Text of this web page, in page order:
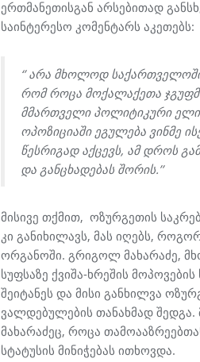
ერთმანეთისგან არსებითად
საინტერესო კომენტარს აკეთებს:
‘’არა მხოლოდ
რომ როცა მოქალაქეთა
მმართველი პოლიტიკური
ოპოზიციაში ეგულება ვინმე
წესრიგად აქცევს, ამ დროს
და განცხადებას შორის.’’
მისივე თქმით, ოზურგეთის
კი განიხილავს, მას იღებს,
ორგანოში. გრიგოლ მახარაძე,
სუფსაზე ქვიშა-ხრეშის
შეიტანეს და მისი განხილვა
ვალდებულების თანახმად
მახარაძეც, როცა
სტატუსის მინიჭებას ითხოვდა.